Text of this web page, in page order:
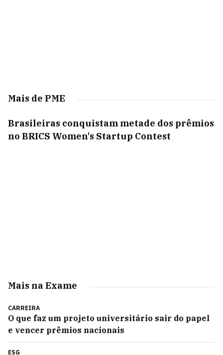
Mais de PME
Brasileiras conquistam metade dos prêmios
no BRICS Women's Startup Contest
Mais na Exame
CARREIRA
O que faz um projeto universitário sair do papel
e vencer prêmios nacionais
ESG